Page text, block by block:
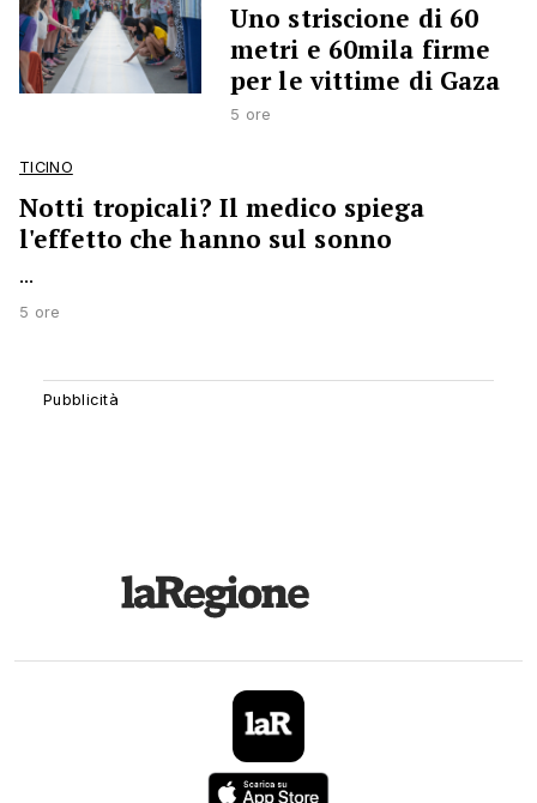
Uno striscione di 60
metri e 60mila firme
per le vittime di Gaza
5 ore
TICINO
Notti tropicali? Il medico spiega
l'effetto che hanno sul sonno
...
5 ore